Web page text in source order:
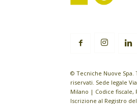
© Tecniche Nuove Spa.
riservati. Sede legale
Milano | Codice fiscale,
Iscrizione al Registro